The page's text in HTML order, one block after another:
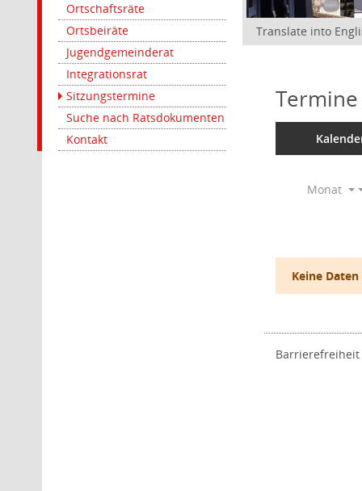
Ortschaftsräte
Ortsbeiräte
Jugendgemeinderat
Integrationsrat
Sitzungstermine
Suche nach Ratsdokumenten
Kontakt
Translate into
Monat
Keine
Barrierefreiheit